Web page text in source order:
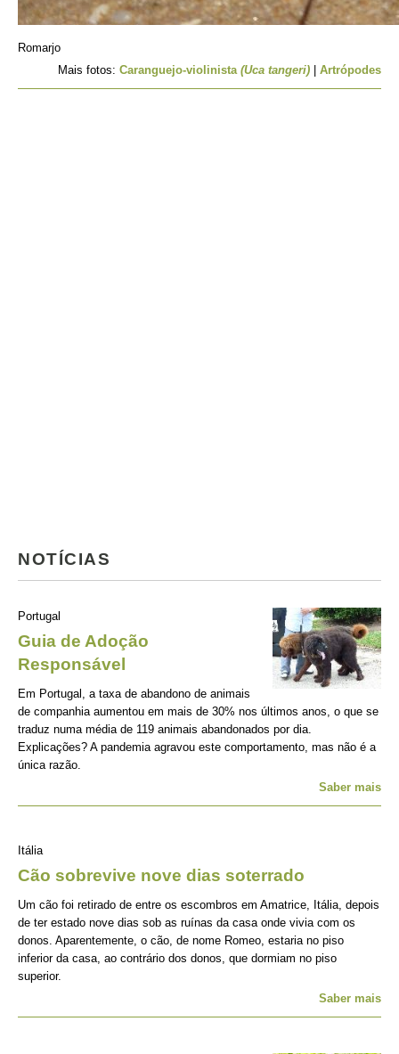
Romarjo
Mais fotos: Caranguejo-violinista (Uca tangeri) Artrópodes
NOTÍCIAS
Portugal
Guia de Adoção
Responsável
Em Portugal, a taxa de abandono de animais
de companhia aumentou em mais de 30% nos últimos anos, o que se
traduz numa média de 119 animais abandonados por dia.
Explicações? A pandemia agravou este comportamento, mas não é a
única razão.
Saber mais
Itália
Cão sobrevive nove dias soterrado
Um cão foi retirado de entre os escombros em Amatrice, Itália, depois
de ter estado nove dias sob as ruínas da casa onde vivia com os
donos. Aparentemente, o cão, de nome Romeo, estaria no piso
inferior da casa, ao contrário dos donos, que dormiam no piso
superior.
Saber mais